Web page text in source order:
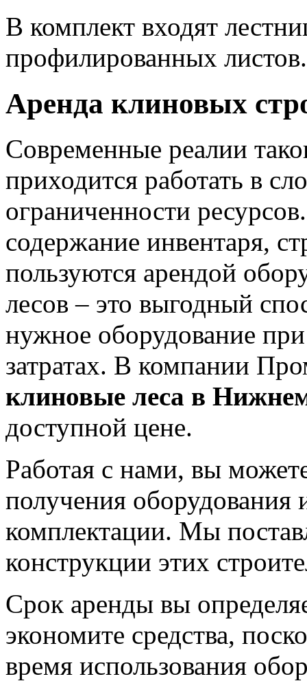
В комплект входят
профилированных листов.
Аренда клиновых
Современные реалии
приходится работать в
ограниченности
содержание инвентаря,
пользуются арендой
лесов – это выгодный
нужное оборудование
затратах. В компании
клиновые леса в
доступной цене.
Работая с нами, вы
получения
комплектации. Мы
конструкции этих
Срок аренды вы
экономите средства,
время использования